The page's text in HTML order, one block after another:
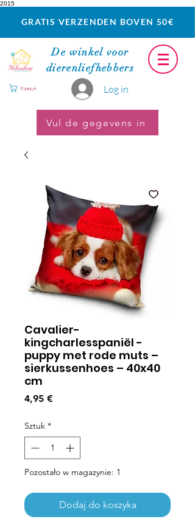
2015
GRATIS VERZENDEN BOVEN 50€
De winkel voor
dierenliefhebbers
Log in
Koszyk
Vul de gegevens in
Cavalier-
kingcharlesspaniël -
puppy met rode muts –
sierkussenhoes – 40x40
cm
4,95 €Cena
Sztuk *
Pozostało w magazynie: 1
Dodaj do koszyka